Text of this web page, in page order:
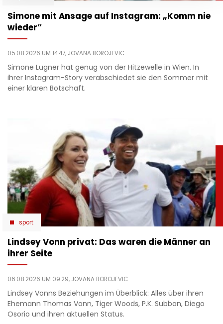
Simone mit Ansage auf Instagram: „Komm nie
wieder”
05.08.2026 UM 14:47, JOVANA BOROJEVIC
Simone Lugner hat genug von der Hitzewelle in Wien. In
ihrer Instagram-Story verabschiedet sie den Sommer mit
einer klaren Botschaft.
sport
Lindsey Vonn privat: Das waren die Männer an
ihrer Seite
06.08.2026 UM 09:29, JOVANA BOROJEVIC
Lindsey Vonns Beziehungen im Überblick: Alles über ihren
Ehemann Thomas Vonn, Tiger Woods, P.K. Subban, Diego
Osorio und ihren aktuellen Status.